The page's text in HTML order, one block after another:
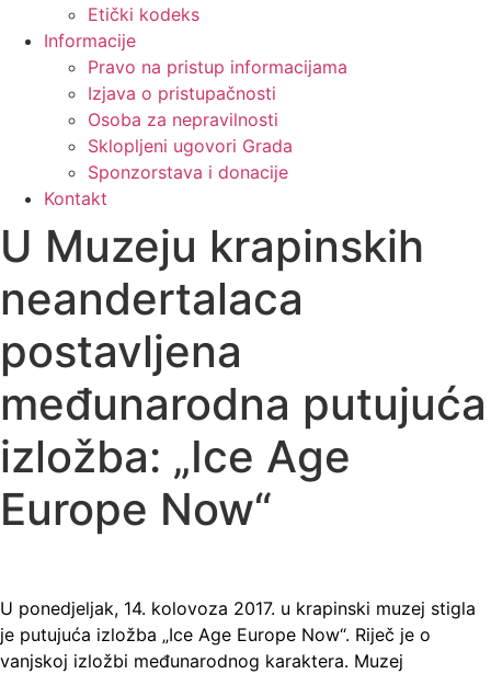
Etički kodeks
Informacije
Pravo na pristup informacijama
Izjava o pristupačnosti
Osoba za nepravilnosti
Sklopljeni ugovori Grada
Sponzorstava i donacije
Kontakt
U Muzeju krapinskih
neandertalaca
postavljena
međunarodna putujuća
izložba: „Ice Age
Europe Now“
U ponedjeljak, 14. kolovoza 2017. u krapinski muzej stigla
je putujuća izložba „Ice Age Europe Now“. Riječ je o
vanjskoj izložbi međunarodnog karaktera. Muzej